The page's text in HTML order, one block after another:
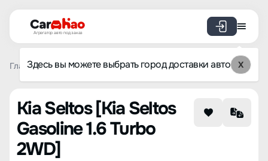
Агрегатор авто под заказ
Здесь вы можете выбрать город доставки авто X
Главная Каталог авто из Кореи Kia Seltos Kia
Kia Seltos [Kia Seltos
Gasoline 1.6 Turbo
2WD]